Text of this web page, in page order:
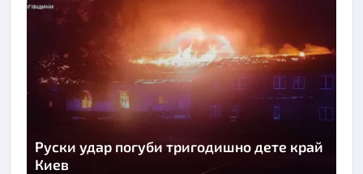
Руски удар погуби тригодишно дете край
Киев